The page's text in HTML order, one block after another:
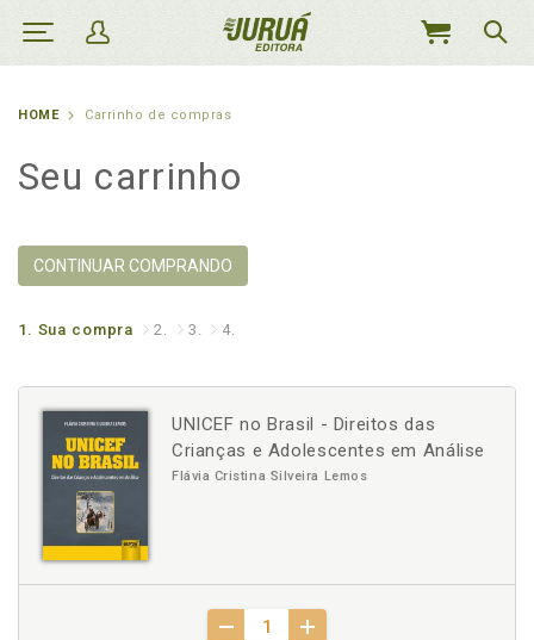
MEU
HOME Carrinho de compras
Seu carrinho
CONTINUAR COMPRANDO
1. Sua compra 2. 3. 4.
UNICEF no Brasil - Direitos das
Crianças e Adolescentes em Análise
Flávia Cristina Silveira Lemos